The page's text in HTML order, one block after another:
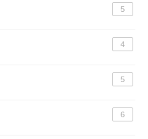
5
4
5
6